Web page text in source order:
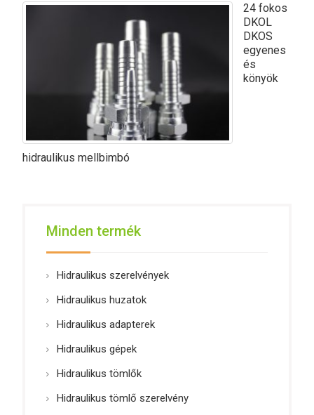
24 fokos
DKOL
DKOS
egyenes
és
könyök
hidraulikus mellbimbó
Minden termék
Hidraulikus szerelvények
Hidraulikus huzatok
Hidraulikus adapterek
Hidraulikus gépek
Hidraulikus tömlők
Hidraulikus tömlő szerelvény